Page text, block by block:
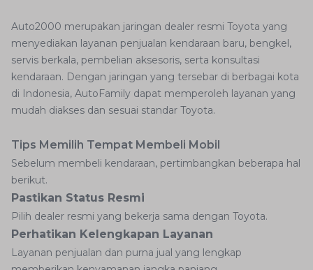
Auto2000 merupakan jaringan dealer resmi Toyota yang
menyediakan layanan penjualan kendaraan baru, bengkel,
servis berkala, pembelian aksesoris, serta konsultasi
kendaraan. Dengan jaringan yang tersebar di berbagai kota
di Indonesia, AutoFamily dapat memperoleh layanan yang
mudah diakses dan sesuai standar Toyota.
Tips Memilih Tempat Membeli Mobil
Sebelum membeli kendaraan, pertimbangkan beberapa hal
berikut.
Pastikan Status Resmi
Pilih dealer resmi yang bekerja sama dengan Toyota.
Perhatikan Kelengkapan Layanan
Layanan penjualan dan purna jual yang lengkap